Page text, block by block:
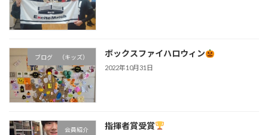
ブログ （キッズ） ボックスファイハロウィン
2022年10月31日
会員紹介 指揮者賞受賞